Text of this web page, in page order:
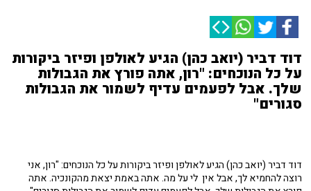
דוד דביר (יואב כהן) הגיע לאולפן ופיזר ביקורות
על כל הנוכחים: "רון, אתה פורץ את הגבולות
שלך. אבל לפעמים עדיף לשמור את הגבולות
סגורים"
דוד דביר (יואב כהן) הגיע לאולפן ופיזר ביקורות על כל הנוכחים: "רון, אני
רוצה להחמיא לך, אבל אין לי על מה. אתה באמת יצאת מהקונכיה. אתה